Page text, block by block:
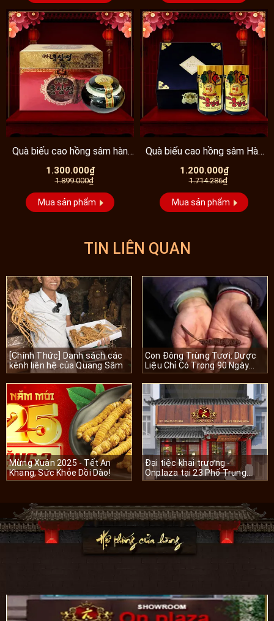
Quà biếu cao hồng sâm hàn
quốc hộp sứ xanh...
1.300.000₫
1.899.000₫
Mua sản phẩm
Quà biếu cao hồng sâm Hàn
Quốc 2 lọ hộp...
1.200.000₫
1.714.286₫
Mua sản phẩm
TIN LIÊN QUAN
[Chính Thức] Danh sách các
kênh liên hệ của Quang Sâm
Con Đông Trùng Tươi: Dược
Liệu Chỉ Có Trong 90 Ngày
Mỗi Năm
Mừng Xuân 2025 - Tết An
Khang, Sức Khỏe Dồi Dào!
Đại tiệc khai trương -
Onplaza tại 23 Phố Trung
Hòa, Quận Cầu Giấy, Hà Nội.